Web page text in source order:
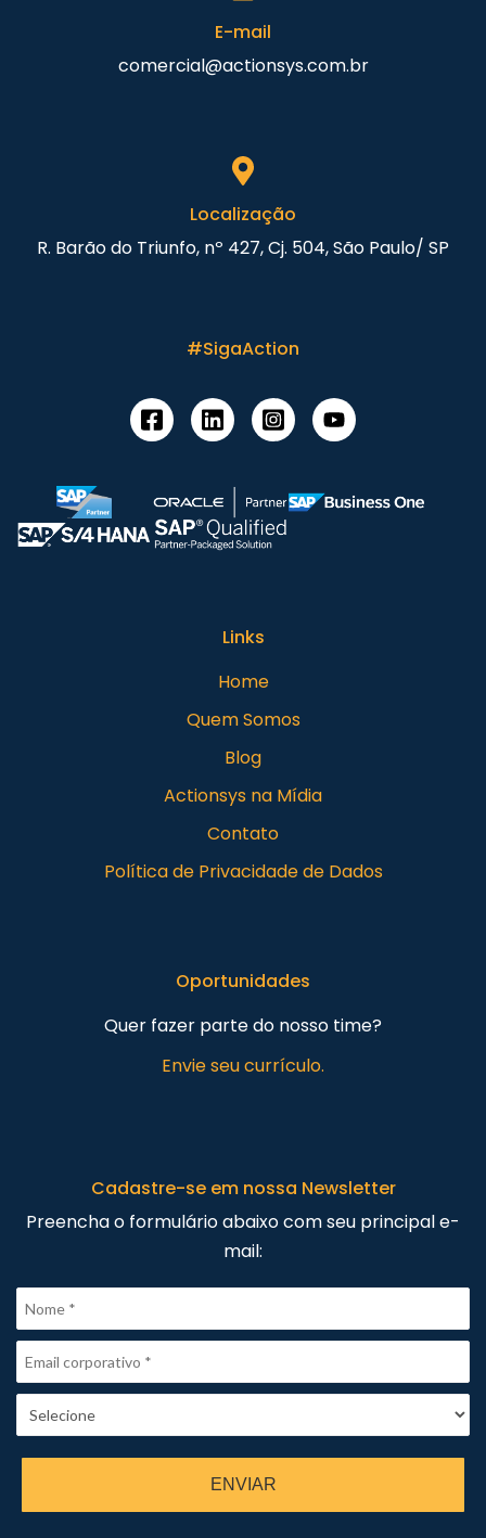
E-mail
comercial@actionsys.com.br
Localização
R. Barão do Triunfo, nº 427, Cj. 504, São Paulo/ SP
#SigaAction
Links
Home
Quem Somos
Blog
Actionsys na Mídia
Contato
Política de Privacidade de Dados
Oportunidades
Quer fazer parte do nosso time?
Envie seu currículo.
Cadastre-se em nossa Newsletter
Preencha o formulário abaixo com seu principal e-
mail:
ENVIAR